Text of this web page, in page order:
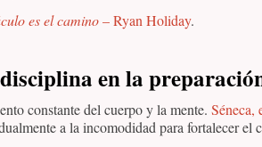
es el camino– Ryan Holiday.
en la
constante del cuerpo y la mente. Séneca,
a la incomodidad para fortalecer el